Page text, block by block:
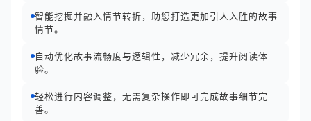
智能挖掘并融入情节转折，助您打造更加引人入胜的故事
情节。
自动优化故事流畅度与逻辑性，减少冗余，提升阅读体
验。
轻松进行内容调整，无需复杂操作即可完成故事细节完
善。